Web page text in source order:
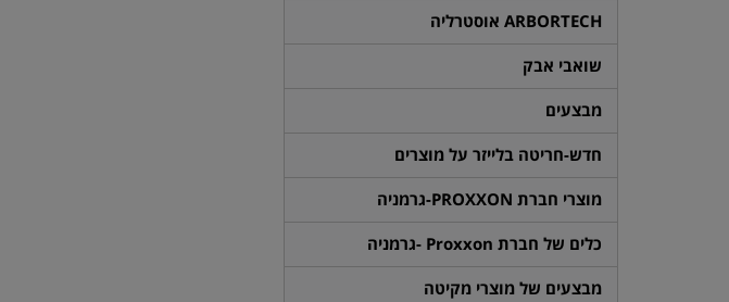
ARBORTECH אוסטרליה
שואבי אבק
מבצעים
חדש-חריטה בלייזר על מוצרים
מוצרי חברת PROXXON-גרמניה
כלים של חברת Proxxon -גרמניה
מבצעים של מוצרי מקיטה